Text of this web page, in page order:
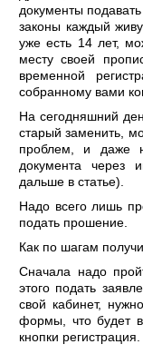
документы
законы каждый
уже есть 14 лет,
месту своей
временной
собранному вами
На сегодняшний
старый заменить,
проблем, и даже
документа через
дальше в статье).
Надо всего лишь
подать прошение.
Как по шагам
Сначала надо
этого подать
свой кабинет,
формы, что будет
кнопки регистрация.